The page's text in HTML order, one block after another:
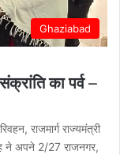
Ghaziabad
का पर्व –
राजमार्ग राज्यमंत्री
ने अपने 2/27 राजनगर,